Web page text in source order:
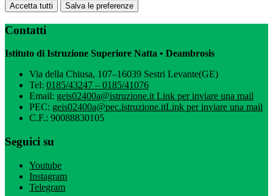
Accetta tutti Salva le preferenze
Contatti
Istituto di Istruzione Superiore Natta • Deambrosis
Via della Chiusa, 107–16039 Sestri Levante(GE)
Tel: 0185/43247 – 0185/41076
Email: geis02400a@istruzione.itLink per inviare una mail
PEC: geis02400a@pec.istruzione.itLink per inviare una mail
C.F.: 90088830105
Seguici su
Youtube
Instagram
Telegram